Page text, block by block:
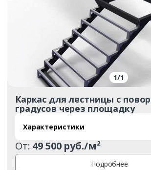
Заказать
1/1
Каркас для лестницы с
градусов через площадку
Характеристики
От: 49 500 руб./м²
Подробнее